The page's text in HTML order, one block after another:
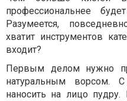
профессиональнее
Разумеется,
хватит инструментов
входит?
Первым делом нужно
натуральным
наносить на лицо